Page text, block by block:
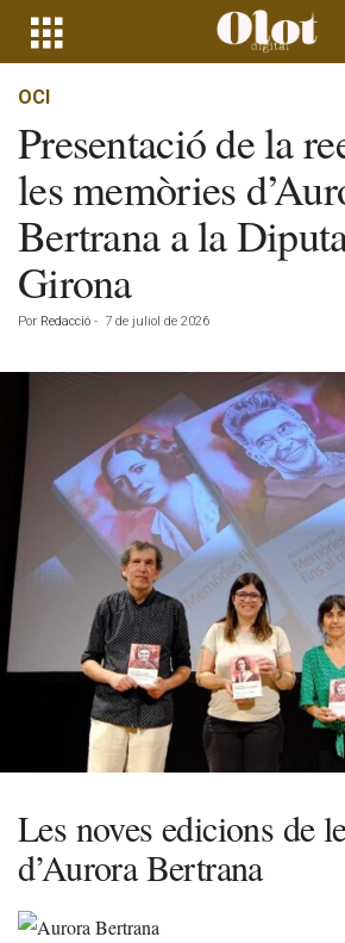
OCI
Presentació de la
les memòries
Bertrana a la
Girona
Por Redacció - 7 de juliol de 2026
Les noves edicions de
d’Aurora Bertrana